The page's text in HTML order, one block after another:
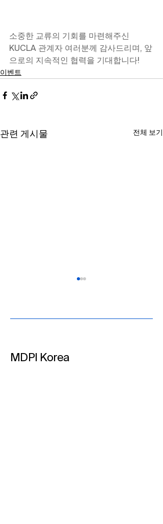
소중한 교류의 기회를 마련해주신
KUCLA 관계자 여러분께 감사드리며, 앞
으로의 지속적인 협력을 기대합니다!
이벤트
관련 게시물 전체 보기
MDPI Korea, 제39차 한국
MDPI Korea​